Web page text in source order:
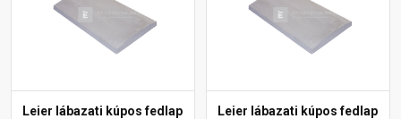
Leier lábazati kúpos fedlap
Leier lábazati kúpos fedlap